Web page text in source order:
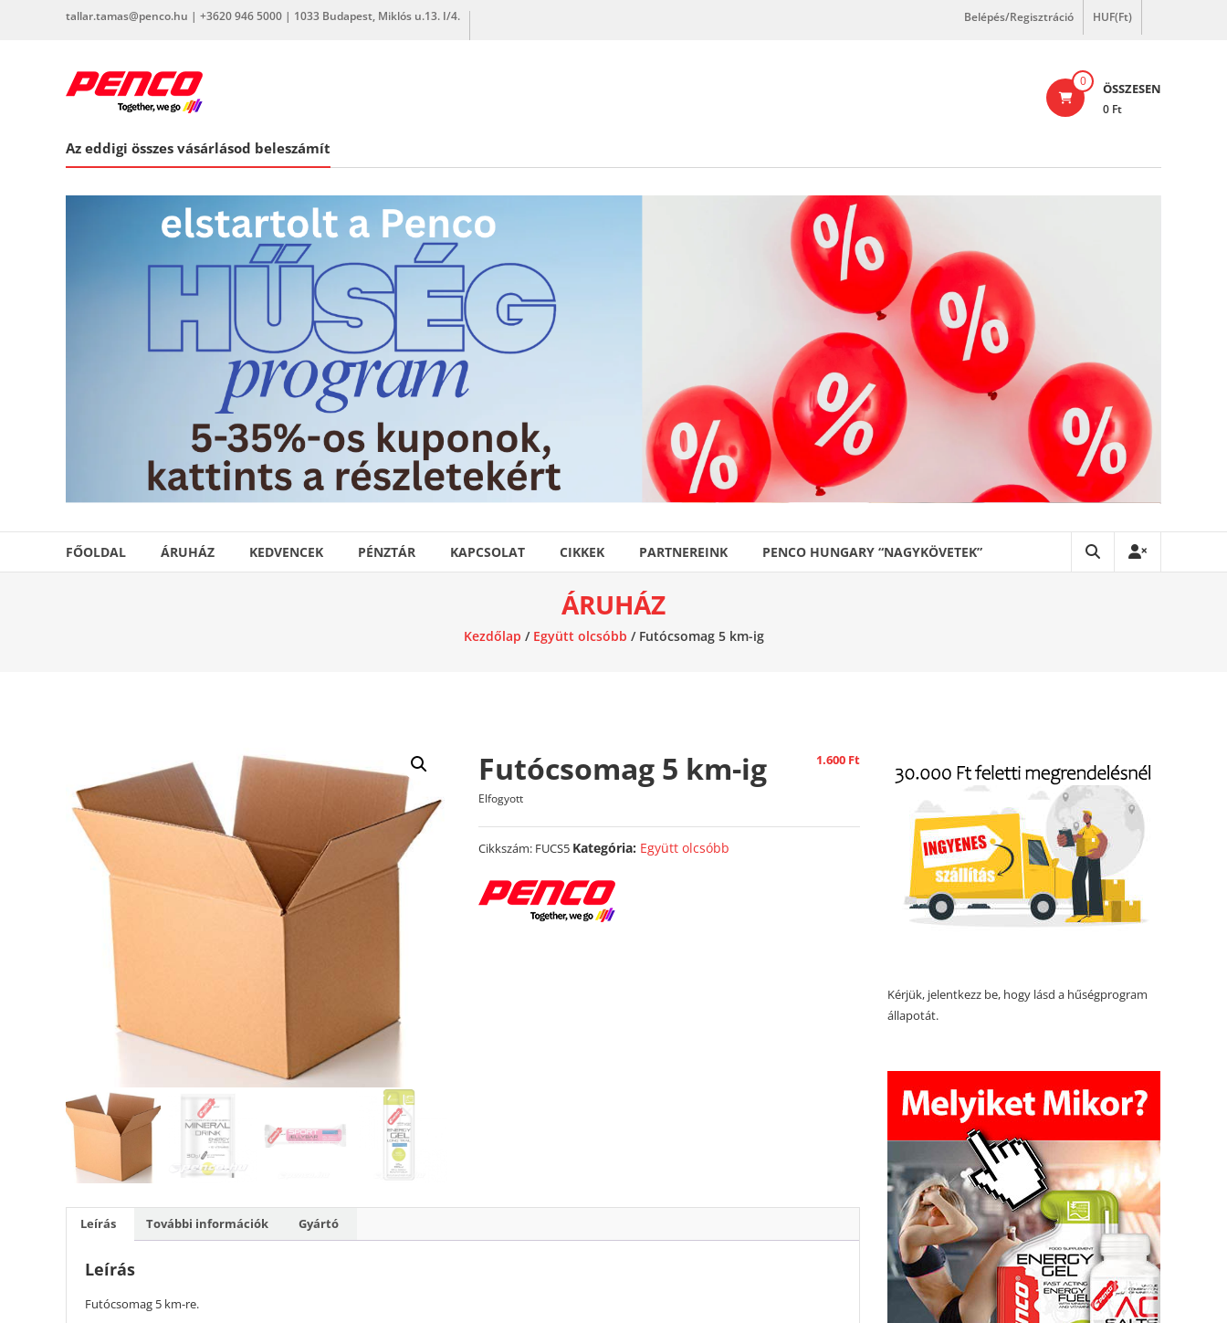
tallar.tamas@penco.hu | +3620 946 5000 | 1033 Budapest, Miklós u.13. I/4. Belépés/Regisztráció HUF(Ft)
penco.hu 0 ÖSSZESEN
0 Ft
Az eddigi összes vásárlásod beleszámít
FŐOLDAL ÁRUHÁZ KEDVENCEK PÉNZTÁR KAPCSOLAT CIKKEK PARTNEREINK PENCO HUNGARY “NAGYKÖVETEK”
ÁRUHÁZ
Kezdőlap / Együtt olcsóbb / Futócsomag 5 km-ig
Futócsomag 5 km-ig 1.600 Ft
Elfogyott
Cikkszám: FUCS5 Kategória: Együtt olcsóbb
Leírás További információk Gyártó
Leírás
Futócsomag 5 km-re.
Kérjük, jelentkezz be, hogy lásd a hűségprogram
állapotát.